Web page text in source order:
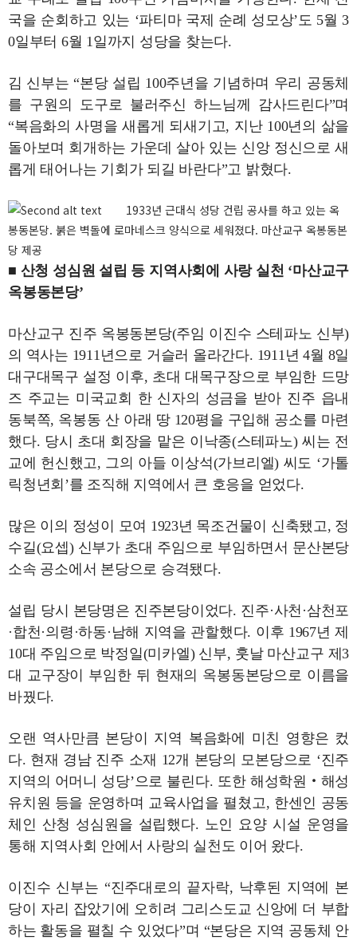
국을 순회하고 있는 ‘파티마 국제 순례 성모상’도 5월 3
0일부터 6월 1일까지 성당을 찾는다.
김 신부는 “본당 설립 100주년을 기념하며 우리 공동체
를 구원의 도구로 불러주신 하느님께 감사드린다”며
“복음화의 사명을 새롭게 되새기고, 지난 100년의 삶을
돌아보며 회개하는 가운데 살아 있는 신앙 정신으로 새
롭게 태어나는 기회가 되길 바란다”고 밝혔다.
1933년 근대식 성당 건립 공사를 하고 있는 옥
봉동본당. 붉은 벽돌에 로마네스크 양식으로 세워졌다. 마산교구 옥봉동본
당 제공
■ 산청 성심원 설립 등 지역사회에 사랑 실천 ‘마산교구
옥봉동본당’
마산교구 진주 옥봉동본당(주임 이진수 스테파노 신부)
의 역사는 1911년으로 거슬러 올라간다. 1911년 4월 8일
대구대목구 설정 이후, 초대 대목구장으로 부임한 드망
즈 주교는 미국교회 한 신자의 성금을 받아 진주 읍내
동북쪽, 옥봉동 산 아래 땅 120평을 구입해 공소를 마련
했다. 당시 초대 회장을 맡은 이낙종(스테파노) 씨는 전
교에 헌신했고, 그의 아들 이상석(가브리엘) 씨도 ‘가톨
릭청년회’를 조직해 지역에서 큰 호응을 얻었다.
많은 이의 정성이 모여 1923년 목조건물이 신축됐고, 정
수길(요셉) 신부가 초대 주임으로 부임하면서 문산본당
소속 공소에서 본당으로 승격됐다.
설립 당시 본당명은 진주본당이었다. 진주·사천·삼천포
·합천·의령·하동·남해 지역을 관할했다. 이후 1967년 제
10대 주임으로 박정일(미카엘) 신부, 훗날 마산교구 제3
대 교구장이 부임한 뒤 현재의 옥봉동본당으로 이름을
바꿨다.
오랜 역사만큼 본당이 지역 복음화에 미친 영향은 컸
다. 현재 경남 진주 소재 12개 본당의 모본당으로 ‘진주
지역의 어머니 성당’으로 불린다. 또한 해성학원‧해성
유치원 등을 운영하며 교육사업을 펼쳤고, 한센인 공동
체인 산청 성심원을 설립했다. 노인 요양 시설 운영을
통해 지역사회 안에서 사랑의 실천도 이어 왔다.
이진수 신부는 “진주대로의 끝자락, 낙후된 지역에 본
당이 자리 잡았기에 오히려 그리스도교 신앙에 더 부합
하는 활동을 펼칠 수 있었다”며 “본당은 지역 공동체 안